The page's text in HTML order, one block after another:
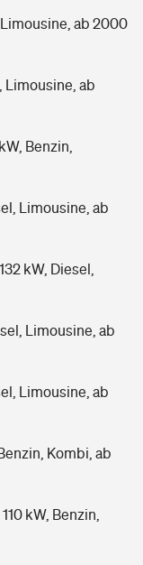
ab 2000
Limousine, ab
Benzin,
Limousine, ab
kW, Diesel,
Limousine, ab
Limousine, ab
Kombi, ab
kW, Benzin,